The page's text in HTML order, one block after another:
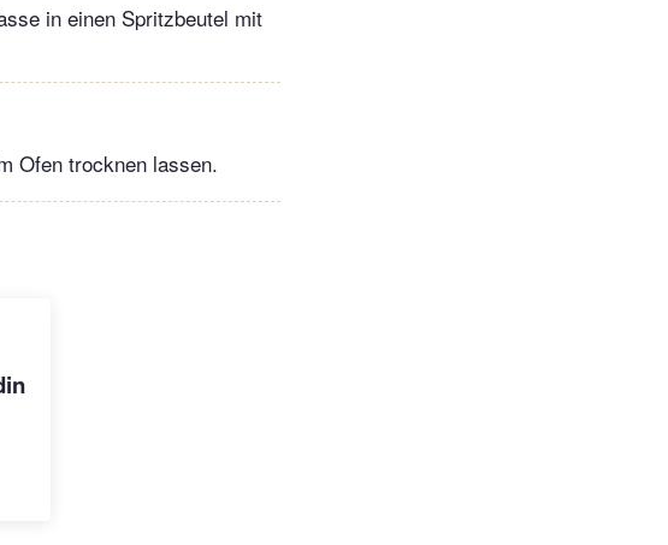
in einen Spritzbeutel mit
Ofen trocknen lassen.